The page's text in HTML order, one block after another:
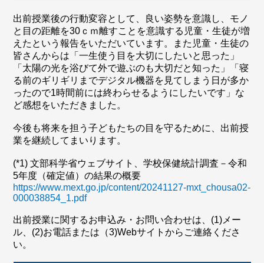
出前授業後の行動変容として、良い姿勢を意識し、モノ
と目の距離を30ｃｍ離すことを意識する児童・生徒が増
えたという報告をいただいています。また児童・生徒の
皆さんからは「一生使う目を大切にしたいと思った」
「太陽の光を浴びて外で遊ぶのも大切だと知った」「寝
る前のギリギリまでデジタル機器を見てしまう日が多か
ったので1時間前には終わらせるようにしたいです」な
ど感想をいただきました。
今後も将来を担う子どもたちの目を守るために、出前授
業を継続してまいります。
(*1) 文部科学省ウェブサイト、学校保健統計調査－令和
5年度（確定値）の結果の概要
https://www.mext.go.jp/content/20241127-mxt_chousa02-
000038854_1.pdf
出前授業に関するお申込み・お問い合わせは、(1)メー
ル、(2)お電話または（3)Webサイトからご連絡くださ
い。